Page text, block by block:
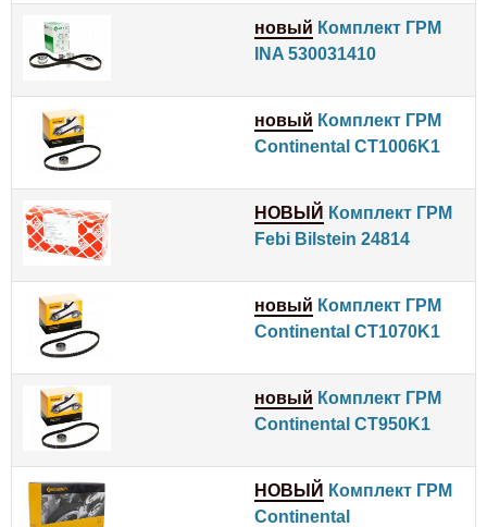
новый Комплект ГРМ
INA 530031410
новый Комплект ГРМ
Continental CT1006K1
НОВЫЙ Комплект ГРМ
Febi Bilstein 24814
новый Комплект ГРМ
Continental CT1070K1
новый Комплект ГРМ
Continental CT950K1
НОВЫЙ Комплект ГРМ
Continental